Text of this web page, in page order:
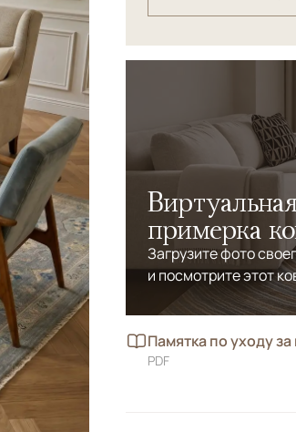
примерка
Загрузите фото
и посмотрите этот
Памятка по уходу
PDF